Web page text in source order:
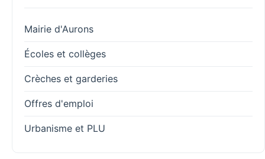
Mairie d'Aurons
Écoles et collèges
Crèches et garderies
Offres d'emploi
Urbanisme et PLU